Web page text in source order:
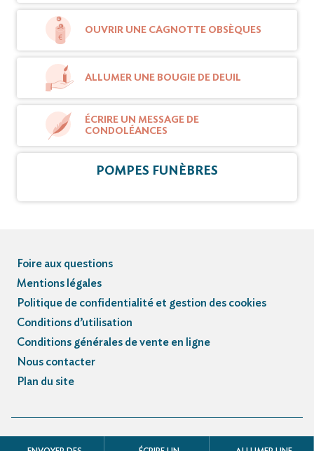
OUVRIR UNE CAGNOTTE OBSÈQUES
ALLUMER UNE BOUGIE DE DEUIL
ÉCRIRE UN MESSAGE DE
CONDOLÉANCES
POMPES FUNÈBRES
Foire aux questions
Mentions légales
Politique de confidentialité et gestion des cookies
Conditions d’utilisation
Conditions générales de vente en ligne
Nous contacter
Plan du site
© Registre des avis de décès et obsèques - 3.3.5